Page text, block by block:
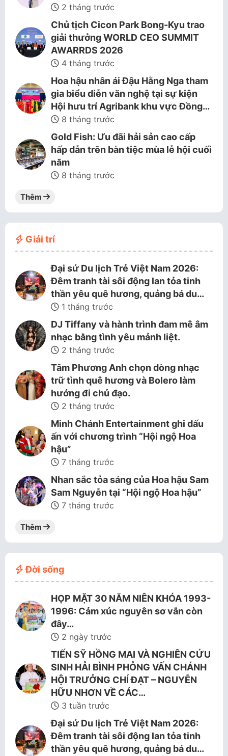
2 tháng trước
Chủ tịch Cicon Park Bong-Kyu trao
giải thưởng WORLD CEO SUMMIT
AWARRDS 2026
4 tháng trước
Hoa hậu nhân ái Đậu Hằng Nga tham
gia biểu diễn văn nghệ tại sự kiện
Hội hưu trí Agribank khu vực Đồng…
8 tháng trước
Gold Fish: Ưu đãi hải sản cao cấp
hấp dẫn trên bàn tiệc mùa lễ hội cuối
năm
8 tháng trước
Thêm
Giải trí
Đại sứ Du lịch Trẻ Việt Nam 2026:
Đêm tranh tài sôi động lan tỏa tinh
thần yêu quê hương, quảng bá du…
1 tháng trước
DJ Tiffany và hành trình đam mê âm
nhạc bằng tình yêu mảnh liệt.
2 tháng trước
Tâm Phương Anh chọn dòng nhạc
trữ tình quê hương và Bolero làm
hướng đi chủ đạo.
2 tháng trước
Minh Chánh Entertainment ghi dấu
ấn với chương trình “Hội ngộ Hoa
hậu”
7 tháng trước
Nhan sắc tỏa sáng của Hoa hậu Sam
Sam Nguyễn tại “Hội ngộ Hoa hậu”
7 tháng trước
Thêm
Đời sống
HỌP MẶT 30 NĂM NIÊN KHÓA 1993-
1996: Cảm xúc nguyên sơ vẫn còn
đây…
2 ngày trước
TIẾN SỸ HỒNG MAI VÀ NGHIÊN CỨU
SINH HẢI BÌNH PHỎNG VẤN CHÁNH
HỘI TRƯỞNG CHÍ ĐẠT – NGUYỄN
HỮU NHƠN VỀ CÁC…
3 tuần trước
Đại sứ Du lịch Trẻ Việt Nam 2026:
Đêm tranh tài sôi động lan tỏa tinh
thần yêu quê hương, quảng bá du…